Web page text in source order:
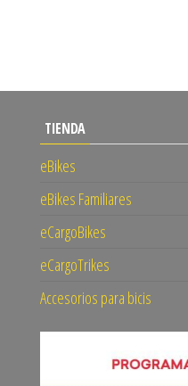
TIENDA
eBikes
eBikes Familiares
eCargoBikes
eCargoTrikes
Accesorios para bicis